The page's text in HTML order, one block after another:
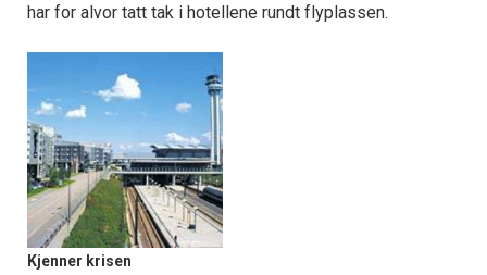
har for alvor tatt tak i hotellene rundt flyplassen.
Kjenner krisen